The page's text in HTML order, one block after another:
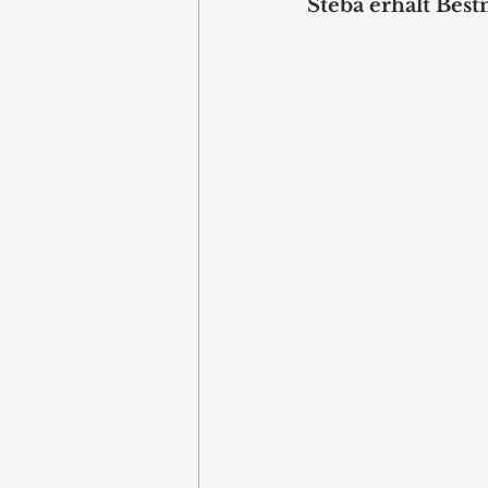
Steba erhält